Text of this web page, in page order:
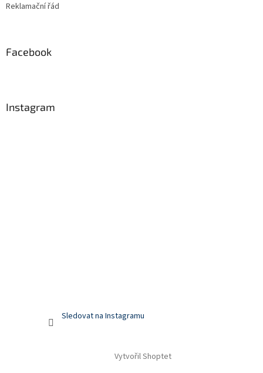
Reklamační řád
Facebook
Instagram
Sledovat na Instagramu
Vytvořil Shoptet